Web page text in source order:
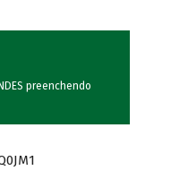
preenchendo